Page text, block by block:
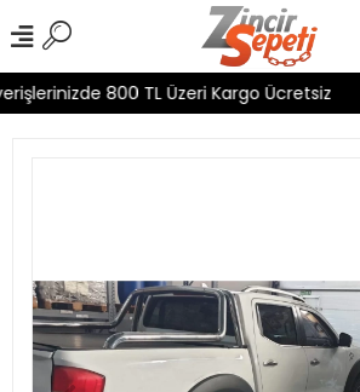
800 TL Üzeri Kargo Ücretsiz